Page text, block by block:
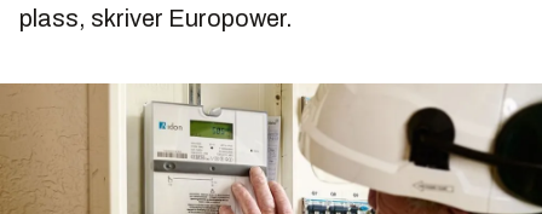
plass, skriver Europower.